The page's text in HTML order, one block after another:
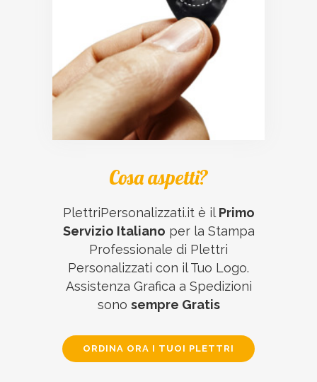
Cosa aspetti?
PlettriPersonalizzati.it è il Primo
Servizio Italiano per la Stampa
Professionale di Plettri
Personalizzati con il Tuo Logo.
Assistenza Grafica a Spedizioni
sono sempre Gratis
ORDINA ORA I TUOI PLETTRI